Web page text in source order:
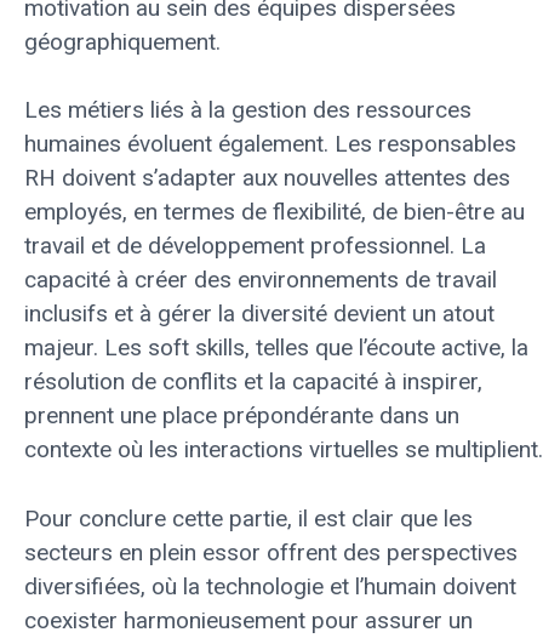
motivation au sein des équipes dispersées
géographiquement.
Les métiers liés à la gestion des ressources
humaines évoluent également. Les responsables
RH doivent s’adapter aux nouvelles attentes des
employés, en termes de flexibilité, de bien-être au
travail et de développement professionnel. La
capacité à créer des environnements de travail
inclusifs et à gérer la diversité devient un atout
majeur. Les soft skills, telles que l’écoute active, la
résolution de conflits et la capacité à inspirer,
prennent une place prépondérante dans un
contexte où les interactions virtuelles se multiplient.
Pour conclure cette partie, il est clair que les
secteurs en plein essor offrent des perspectives
diversifiées, où la technologie et l’humain doivent
coexister harmonieusement pour assurer un